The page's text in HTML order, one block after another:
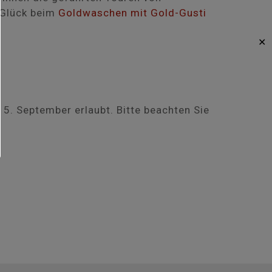
✕
beim Goldwaschen mit Gold-Gusti
September erlaubt. Bitte beachten Sie